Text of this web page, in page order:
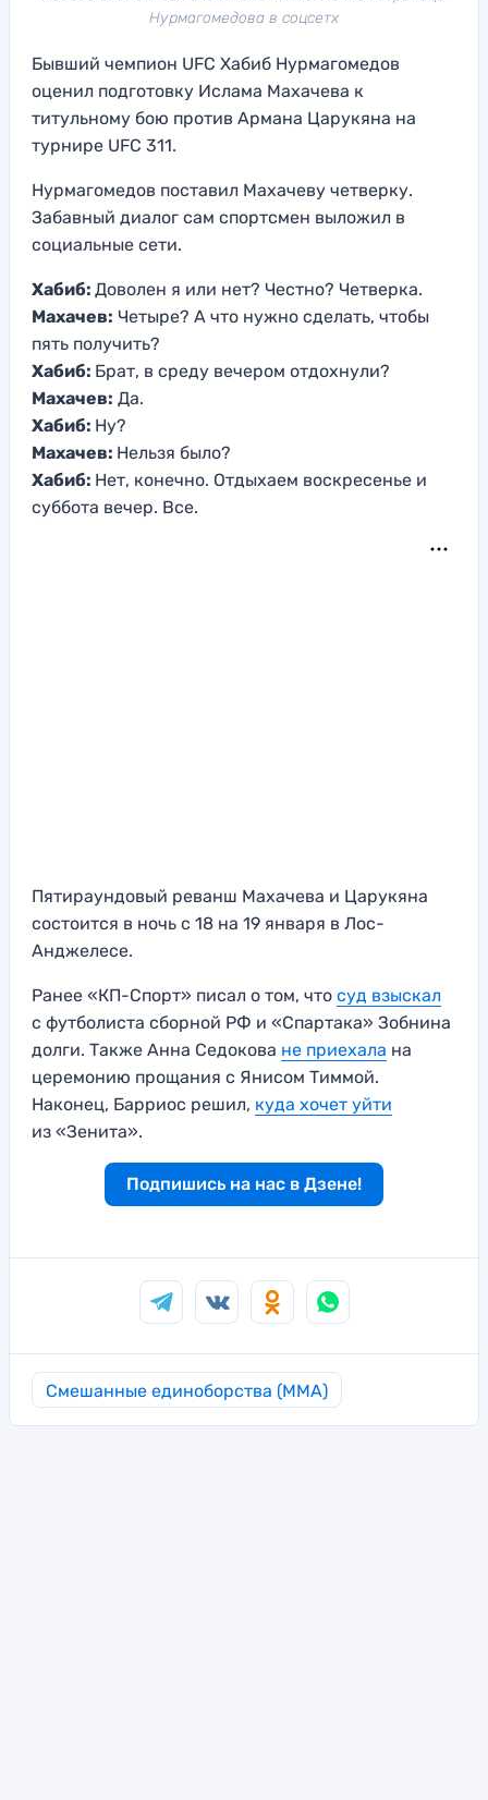
Нурмагомедова в соцсетх
Бывший чемпион UFC Хабиб Нурмагомедов
оценил подготовку Ислама Махачева к
титульному бою против Армана Царукяна на
турнире UFC 311.
Нурмагомедов поставил Махачеву четверку.
Забавный диалог сам спортсмен выложил в
социальные сети.
Хабиб: Доволен я или нет? Честно? Четверка.
Махачев: Четыре? А что нужно сделать, чтобы
пять получить?
Хабиб: Брат, в среду вечером отдохнули?
Махачев: Да.
Хабиб: Ну?
Махачев: Нельзя было?
Хабиб: Нет, конечно. Отдыхаем воскресенье и
суббота вечер. Все.
Пятираундовый реванш Махачева и Царукяна
состоится в ночь с 18 на 19 января в Лос-
Анджелесе.
Ранее «КП-Спорт» писал о том, что суд взыскал
с футболиста сборной РФ и «Спартака» Зобнина
долги. Также Анна Седокова не приехала на
церемонию прощания с Янисом Тиммой.
Наконец, Барриос решил, куда хочет уйти
из «Зенита».
Подпишись на нас в Дзене!
Смешанные единоборства (MMA)